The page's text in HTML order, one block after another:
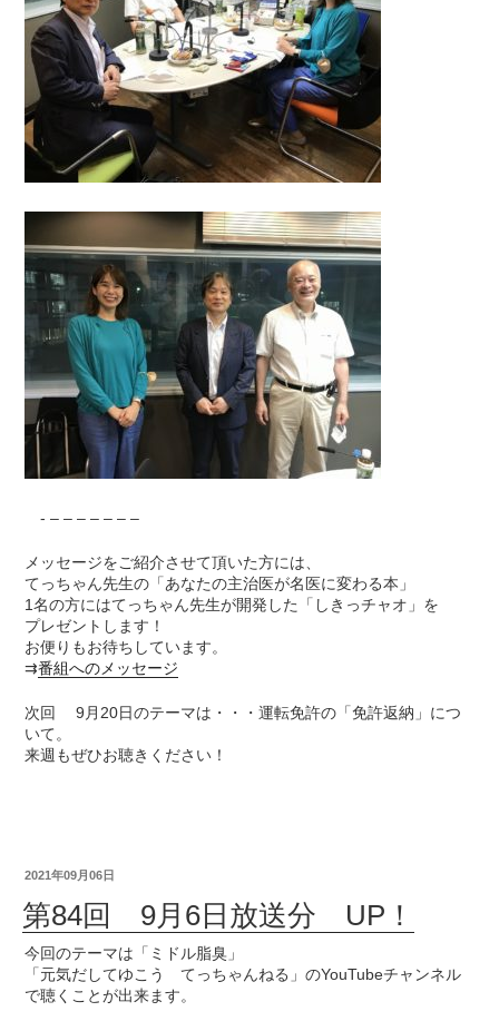
- – – – – – – –
メッセージをご紹介させて頂いた方には、
てっちゃん先生の「あなたの主治医が名医に変わる本」
1名の方にはてっちゃん先生が開発した「しきっチャオ」を
プレゼントします！
お便りもお待ちしています。
⇉番組へのメッセージ
次回 9月20日のテーマは・・・運転免許の「免許返納」につ
いて。
来週もぜひお聴きください！
2021年09月06日
第84回 9月6日放送分 UP！
今回のテーマは「ミドル脂臭」
「元気だしてゆこう てっちゃんねる」のYouTubeチャンネル
で聴くことが出来ます。